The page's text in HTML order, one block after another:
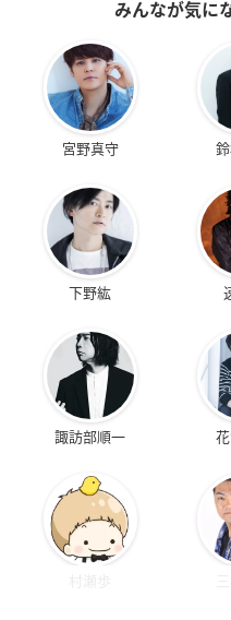
みんなが気に
宮野真守
下野紘
諏訪部順一